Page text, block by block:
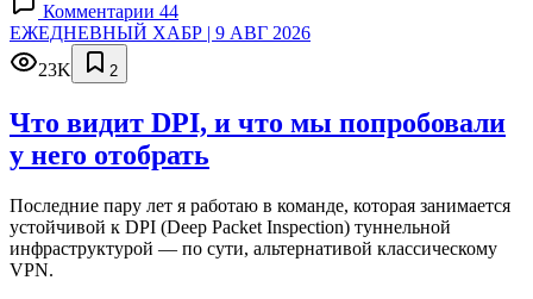
Комментарии 44
ЕЖЕДНЕВНЫЙ ХАБР | 9 АВГ 2026
23K
2
Что видит DPI, и что мы попробовали
у него отобрать
Последние пару лет я работаю в команде, которая занимается
устойчивой к DPI (Deep Packet Inspection) туннельной
инфраструктурой — по сути, альтернативой классическому
VPN.